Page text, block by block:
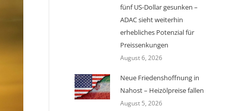
fünf US-Dollar gesunken –
ADAC sieht weiterhin
erhebliches Potenzial für
Preissenkungen
August 6, 2026
Neue Friedenshoffnung in
Nahost – Heizölpreise fallen
August 5, 2026